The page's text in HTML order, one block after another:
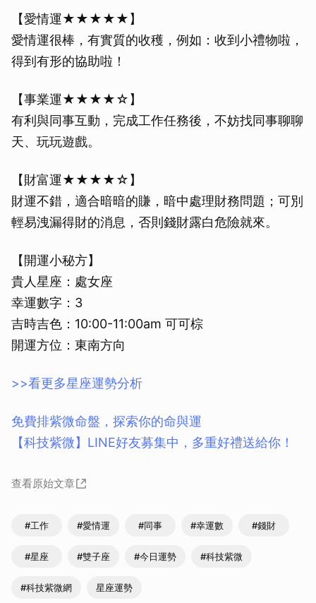
【愛情運★★★★★】
愛情運很棒，有實質的收穫，例如：收到小禮物啦，
得到有形的協助啦！
【事業運★★★★☆】
有利與同事互動，完成工作任務後，不妨找同事聊聊
天、玩玩遊戲。
【財富運★★★★☆】
財運不錯，適合暗暗的賺，暗中處理財務問題；可別
輕易洩漏得財的消息，否則錢財露白危險就來。
【開運小秘方】
貴人星座：處女座
幸運數字：3
吉時吉色：10:00-11:00am 可可棕
開運方位：東南方向
>>看更多星座運勢分析
免費排紫微命盤，探索你的命與運
【科技紫微】LINE好友募集中，多重好禮送給你！
查看原始文章
#工作 #愛情運 #同事 #幸運數 #錢財
#星座 #雙子座 #今日運勢 #科技紫微
#科技紫微網 星座運勢